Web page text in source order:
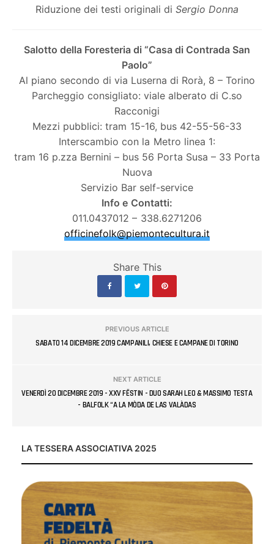
Riduzione dei testi originali diSergio Donna
Salotto della Foresteria di “Casa di Contrada San
Paolo”
Al piano secondo di via Luserna di Rorà, 8 – Torino
Parcheggio consigliato: viale alberato di C.so
Racconigi
Mezzi pubblici: tram 15-16, bus 42-55-56-33
Interscambio con la Metro linea 1:
tram 16 p.zza Bernini – bus 56 Porta Susa – 33 Porta
Nuova
Servizio Bar self-service
Info e Contatti:
011.0437012 – 338.6271206
officinefolk@piemontecultura.it
Share This
PREVIOUS ARTICLE
SABATO 14 DICEMBRE 2019 CAMPANILI, CHIESE E CAMPANE DI TORINO
NEXT ARTICLE
VENERDÌ 20 DICEMBRE 2019 - XXV FËSTIN - DUO SARAH LEO & MASSIMO TESTA
- BALFOLK “A LA MÒDA DE LAS VALÀDAS
LA TESSERA ASSOCIATIVA 2025